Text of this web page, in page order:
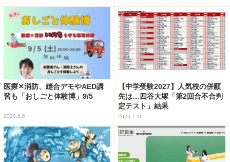
医療✕消防、縫合デモやAED講
習も「おしごと体験博」9/5
2026.8.6
【中学受験2027】人気校の併願
先は…四谷大塚「第2回合不合判
定テスト」結果
2026.7.16